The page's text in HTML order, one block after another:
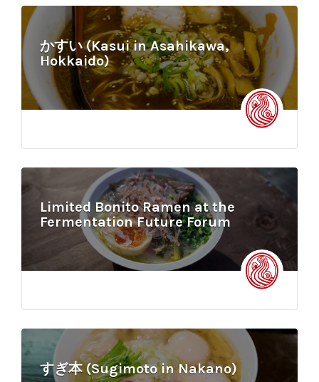
かすい (Kasui in Asahikawa,
Hokkaido)
Limited Bonito Ramen at the
Fermentation Future Forum
すぎ本 (Sugimoto in Nakano)